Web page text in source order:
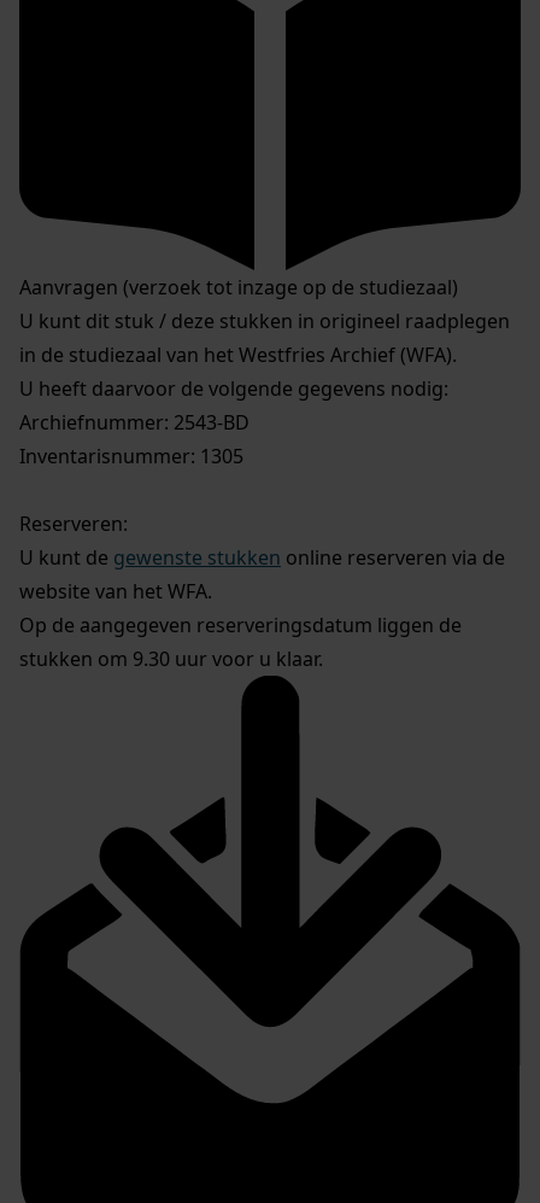
Aanvragen (verzoek tot inzage op de studiezaal)
U kunt dit stuk / deze stukken in origineel raadplegen
in de studiezaal van het Westfries Archief (WFA).
U heeft daarvoor de volgende gegevens nodig:
Archiefnummer: 2543-BD
Inventarisnummer: 1305
Reserveren:
U kunt de gewenste stukken online reserveren via de
website van het WFA.
Op de aangegeven reserveringsdatum liggen de
stukken om 9.30 uur voor u klaar.